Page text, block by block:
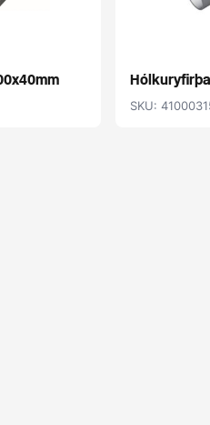
SKU: